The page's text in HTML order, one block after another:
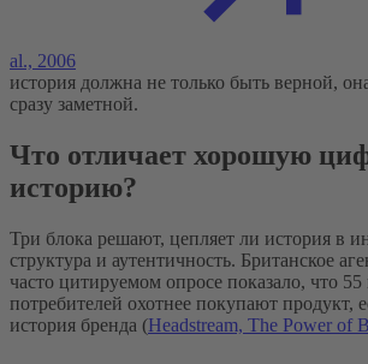
al., 2006
история должна не только быть верной,
сразу заметной.
Что отличает хорошую
историю?
Три блока решают, цепляет ли история в
структура и аутентичность. Британское
часто цитируемом опросе показало, что 55
потребителей охотнее покупают продукт,
история бренда (Headstream, The Power of